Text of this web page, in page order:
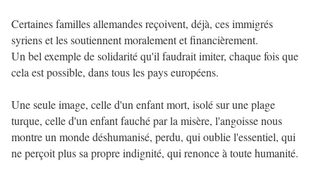
Certaines familles allemandes reçoivent, déjà, ces immigrés
syriens et les soutiennent moralement et financièrement.
Un bel exemple de solidarité qu'il faudrait imiter, chaque fois que
cela est possible, dans tous les pays européens.
Une seule image, celle d'un enfant mort, isolé sur une plage
turque, celle d'un enfant fauché par la misère, l'angoisse nous
montre un monde déshumanisé, perdu, qui oublie l'essentiel, qui
ne perçoit plus sa propre indignité, qui renonce à toute humanité.